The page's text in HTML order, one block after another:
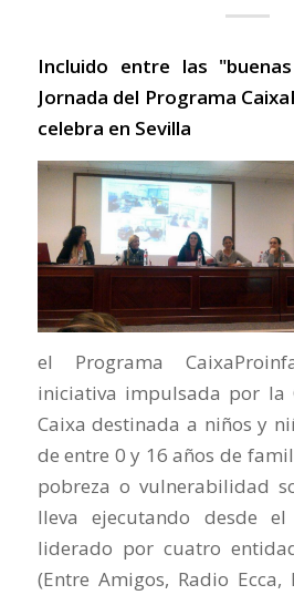
Incluido entre las
Jornada del Programa
celebra en Sevilla
el Programa
iniciativa impulsada por la
Caixa destinada a niños y
de entre 0 y 16 años de
pobreza o vulnerabilidad
lleva ejecutando desde
liderado por cuatro
(Entre Amigos, Radio Ecca,